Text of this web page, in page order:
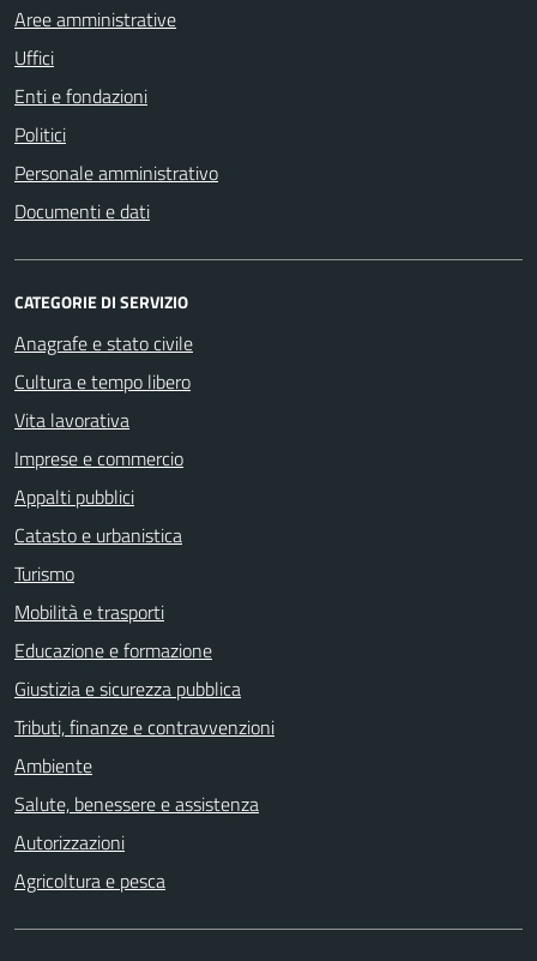
Aree amministrative
Uffici
Enti e fondazioni
Politici
Personale amministrativo
Documenti e dati
CATEGORIE DI SERVIZIO
Anagrafe e stato civile
Cultura e tempo libero
Vita lavorativa
Imprese e commercio
Appalti pubblici
Catasto e urbanistica
Turismo
Mobilità e trasporti
Educazione e formazione
Giustizia e sicurezza pubblica
Tributi, finanze e contravvenzioni
Ambiente
Salute, benessere e assistenza
Autorizzazioni
Agricoltura e pesca